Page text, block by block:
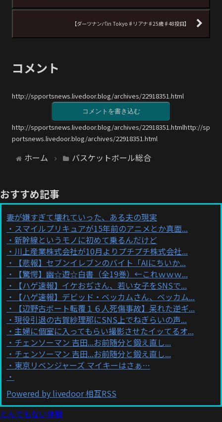
【ダーツナンパin Tokyo♯リアナ♯25歳♯48投目】
コメント
http://spportsnews.livedoor.blog/archives/22918351.html
コメントを書き込む
http://spportsnews.livedoor.blog/archives/22918351.htmlhttp://sp
portsnews.livedoor.blog/archives/22918351.html
ホーム バスケットボール総合
おすすめ記事
妻が嫌すぎて壊れていった、ある夫の現実
スマイルプリキュアが15年前のアニメとか真面...
新幹線というモノに初めて乗るんだけど
川上産業株式会社が10月よりプチプチ株式会社...
【悲報】セブンイレブンのバイト「AIにちいか...
【驚愕】幽☆遊☆白書（全19巻）←これｗｗｗ...
【ハゲ速報】イケおぢさん、若い女子をSNSで...
【ハゲ速報】デビッド・ベッカムさん、ベッカム...
【辺野古ボート転覆１６人死傷事故】呆れた逆ギ...
現役引退の古賀紗理那にSNS上でねぎらいの声...
主婦に個室に入ってもらい撮影させたイッてるオ...
チェンソーマン 吉田...お前随分と鍛え直し...
チェンソーマン 吉田...お前随分と鍛え直し...
東京リベンジャーズ マイキーはさぁ…
Powered by livedoor 相互RSS
とんでもない体験